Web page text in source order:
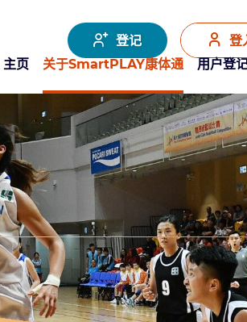
登记 登
主页
关于SmartPLAY康体通 用户登